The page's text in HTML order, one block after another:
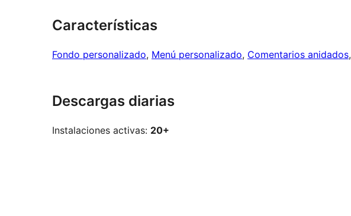
Características
Fondo personalizado, Menú personalizado, Comentarios anidados,
Descargas diarias
Instalaciones activas: 20+